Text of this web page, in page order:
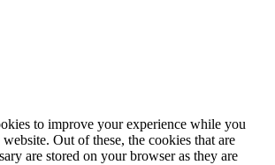
to improve your experience while you
Out of these, the cookies that are
are stored on your browser as they are